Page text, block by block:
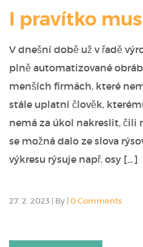
I pravítko
V dnešní době už v řadě
plně automatizované
menších firmách, které
stále uplatní člověk,
nemá za úkol nakreslit, čili
se možná dalo ze slova
výkresu rýsuje např. osy […]
27. 2. 2023 | By | 0 Comments